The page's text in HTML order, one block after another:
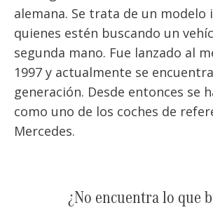
alemana. Se trata de un modelo
quienes estén buscando un
segunda mano. Fue lanzado al
1997 y actualmente se
generación. Desde entonces se
como uno de los coches de
Mercedes.
¿No encuentra lo que